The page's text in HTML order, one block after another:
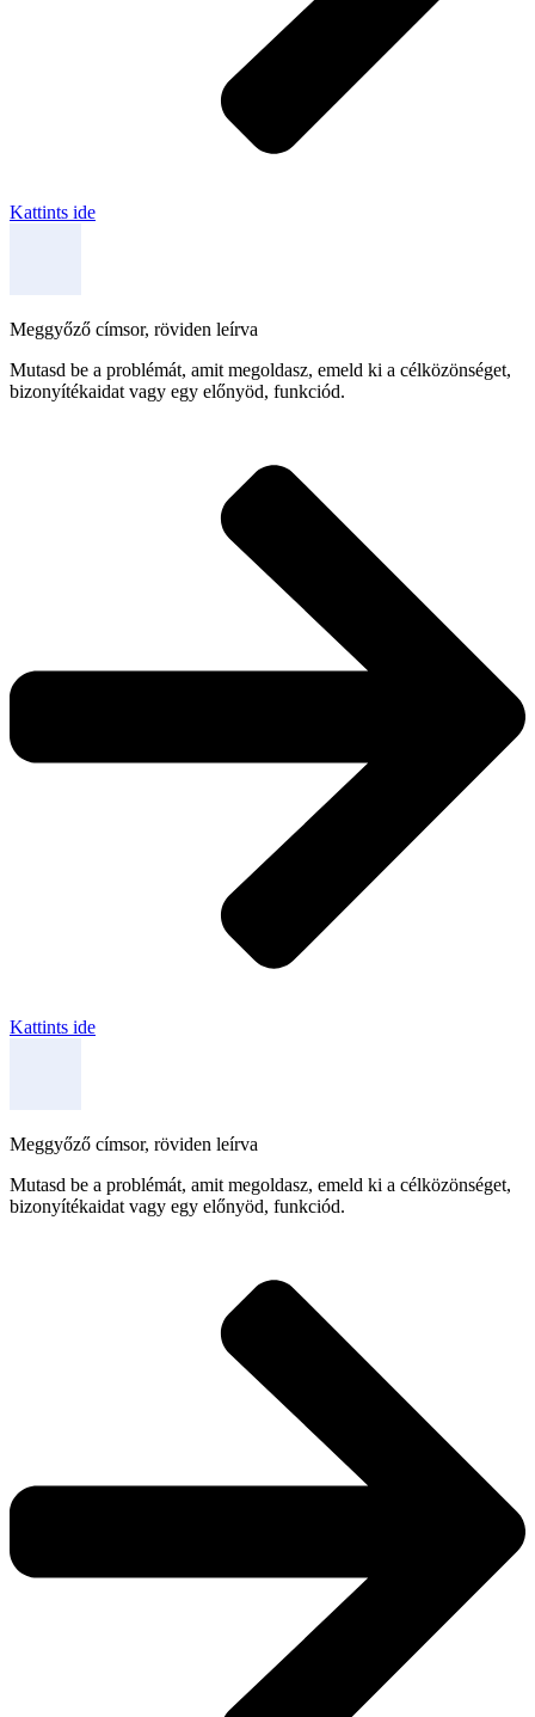
Kattints ide
Meggyőző címsor, röviden leírva
Mutasd be a problémát, amit megoldasz, emeld ki a célközönséget,
bizonyítékaidat vagy egy előnyöd, funkciód.
Kattints ide
Meggyőző címsor, röviden leírva
Mutasd be a problémát, amit megoldasz, emeld ki a célközönséget,
bizonyítékaidat vagy egy előnyöd, funkciód.